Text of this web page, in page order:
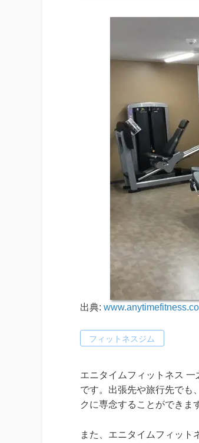
出典:
フィットネスジム
エニタイムフィットネス
です。出張先や旅行先でも
クに専念することができま
また、エニタイムフィット